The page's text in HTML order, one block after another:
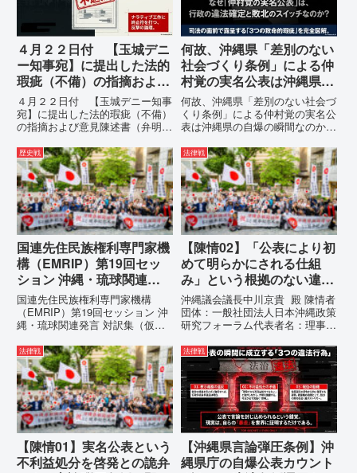
４月２２日付 【玉城デニ
ー知事宛】に提出した法的
瑕疵（不備）の指摘および
意見陳述書（弁明書）提出
の留保の通告
４月２２日付 【玉城デニー知事
宛】に提出した法的瑕疵（不備）
の指摘および意見陳述書（弁明
に、玉城デニー宛に以下の違法状
態の指摘と意見陳述（弁明）留保
の通告を行いました。沖縄県は、
この時は、違法を認めて軌道修正
す...
何故、沖縄県「差別のない
社会づくり条例」による仲
村覚の実名公表は沖縄県の
自爆の瞬間なのか？その3
つの理由。
何故、沖縄県「差別のない社会づ
くり条例」による仲村覚の実名公
表は沖縄県の自爆の瞬間なのか？
強行しようとしている「仲村覚の
実名公表」。行政側はこの行為
を、特定の個人を社会的制裁に追
い込むための「仕上げ」だと考え
て...
歴史戦
国連先住民族権利専門家機
構（EMRIP）第19回セッ
ション 沖縄・琉球関連発
言 対訳集（仮訳）
国連先住民族権利専門家機構
（EMRIP）第19回セッション 沖
縄・琉球関連発言 対訳集（仮
（EMRIP）の各会合において行
われた、沖縄・琉球の先住民族指
定、PFAS（有機フッ素化合物）
問題、米軍基地、伝統文化（...
法律戦
【陳情02】「公表により初
めて明らかにされる仕組
み」という根拠のない違法
運用の指摘と条例運用の停
止を求める陳情書
沖縄議会議長中川京貴 殿 陳情者
団体：一般社団法人日本沖縄政策
研究フォーラム代表者名：理事
市電 話：080- 「公表により初
めて明らかにされる仕組み」とい
う根拠のない違法運用の指摘と条
例運用の停止を求める陳情...
法律戦
【陳情01】実名公表という
不利益処分を啓発との詭弁
法律戦
【沖縄県言論弾圧条例】沖
縄県庁の自爆公表カウント